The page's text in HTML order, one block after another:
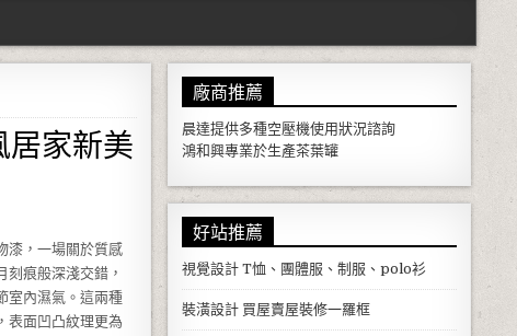
家新美
漆，一場關於質感
痕般深淺交錯，
室內濕氣。這兩種
表面凹凸紋理更為
廠商推薦
晨達提供多種空壓機使用狀況諮詢
鴻和興專業於生產茶葉罐
好站推薦
視覺設計T恤、團體服、制服、polo衫
裝潢設計買屋賣屋裝修一羅框